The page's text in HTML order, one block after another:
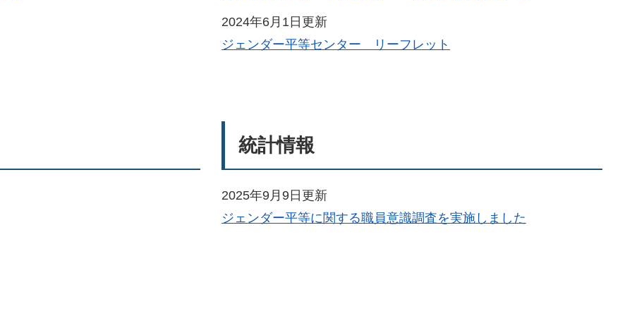
2024年6月1日更新
ジェンダー平等センター リーフレット
統計情報
2025年9月9日更新
ジェンダー平等に関する職員意識調査を実施しました